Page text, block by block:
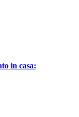
in casa: